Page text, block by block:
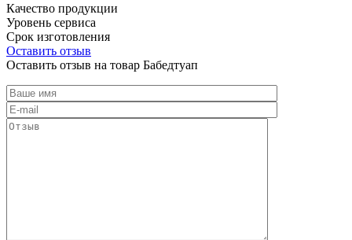
Качество продукции
Уровень сервиса
Срок изготовления
Оставить отзыв
Оставить отзыв на товар Бабедтуап